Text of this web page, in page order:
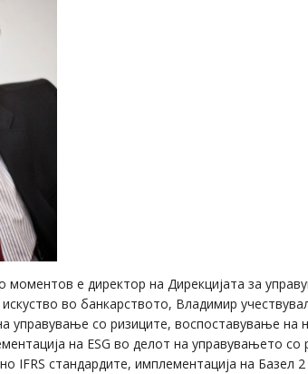
моментов е директор на Дирекцијата за
во банкарството, Владимир
управување со ризиците, воспоставување на
на ESG во делот на управувањето
IFRS стандардите, имплементација на Базел